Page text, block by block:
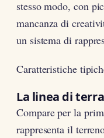
stesso modo, con
mancanza di
un sistema di
Caratteristiche
La linea di
Compare per la
rappresenta il